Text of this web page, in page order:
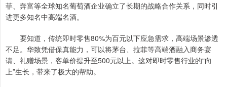
菲、奔富等全球知名葡萄酒企业确立了长期的战略合作关系，同时引
进更多知名中高端名酒。
要知道，传统即时零售80%为百元以下应急需求，高端场景渗透
不足。华致凭借保真能力，可以将茅台、拉菲等高端酒融入商务宴
请、礼赠场景，客单价提升至500元以上。这对即时零售行业的“向
上”生长，带来了极大的帮助。